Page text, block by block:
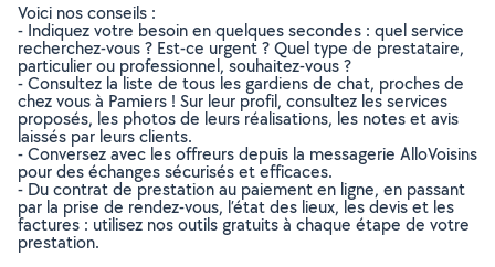
Voici nos conseils :
- Indiquez votre besoin en quelques secondes : quel service
recherchez-vous ? Est-ce urgent ? Quel type de prestataire,
particulier ou professionnel, souhaitez-vous ?
- Consultez la liste de tous les gardiens de chat, proches de
chez vous à Pamiers ! Sur leur profil, consultez les services
proposés, les photos de leurs réalisations, les notes et avis
laissés par leurs clients.
- Conversez avec les offreurs depuis la messagerie AlloVoisins
pour des échanges sécurisés et efficaces.
- Du contrat de prestation au paiement en ligne, en passant
par la prise de rendez-vous, l’état des lieux, les devis et les
factures : utilisez nos outils gratuits à chaque étape de votre
prestation.